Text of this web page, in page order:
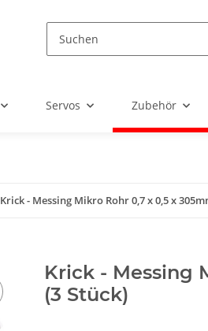
Servos Zubehör
Krick - Messing Mikro Rohr 0,7 x 0,5 x
Krick - Messing
(3 Stück)